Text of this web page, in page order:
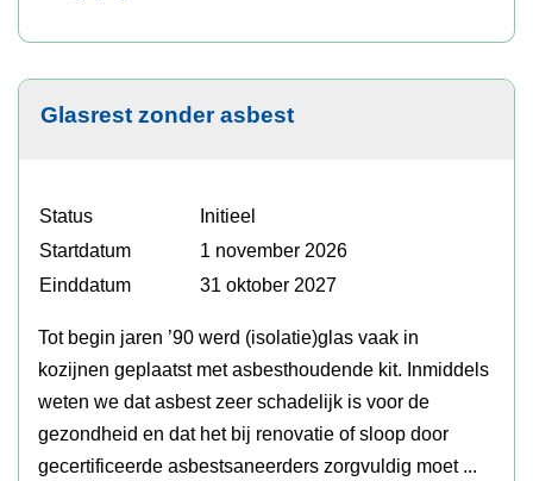
Glasrest zonder asbest
Status
Initieel
Startdatum
1 november 2026
Einddatum
31 oktober 2027
Tot begin jaren ’90 werd (isolatie)glas vaak in
kozijnen geplaatst met asbesthoudende kit. Inmiddels
weten we dat asbest zeer schadelijk is voor de
gezondheid en dat het bij renovatie of sloop door
gecertificeerde asbestsaneerders zorgvuldig moet ...